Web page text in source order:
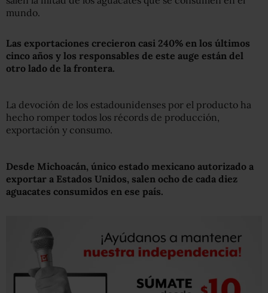
mundo.
Las exportaciones crecieron casi 240% en los últimos
cinco años y los responsables de este auge están del
otro lado de la frontera.
La devoción de los estadounidenses por el producto ha
hecho romper todos los récords de producción,
exportación y consumo.
Desde Michoacán, único estado mexicano autorizado a
exportar a Estados Unidos, salen ocho de cada diez
aguacates consumidos en ese país.